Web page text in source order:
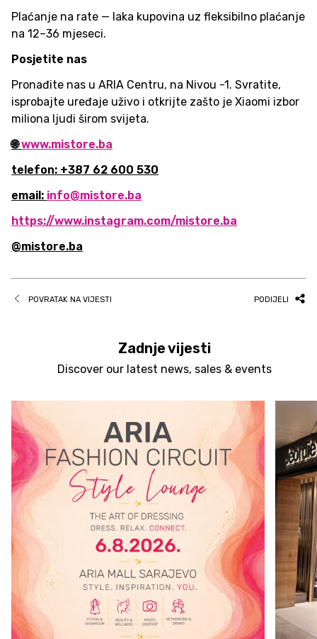
Plaćanje na rate — laka kupovina uz fleksibilno plaćanje
na 12–36 mjeseci.
Posjetite nas
Pronađite nas u ARIA Centru, na Nivou -1. Svratite,
isprobajte uređaje uživo i otkrijte zašto je Xiaomi izbor
miliona ljudi širom svijeta.
🌐www.mistore.ba
telefon: +387 62 600 530
email: info@mistore.ba
https://www.instagram.com/mistore.ba
@mistore.ba
POVRATAK NA VIJESTI PODIJELI
Zadnje vijesti
Discover our latest news, sales & events